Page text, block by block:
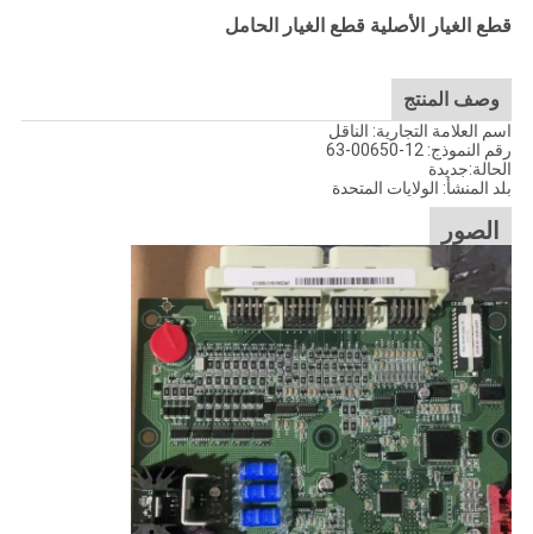
قطع الغيار الأصلية قطع الغيار الحامل
وصف المنتج
اسم العلامة التجارية: الناقل
رقم النموذج: 12-00650-63
الحالة:جديدة
بلد المنشأ: الولايات المتحدة
الصور